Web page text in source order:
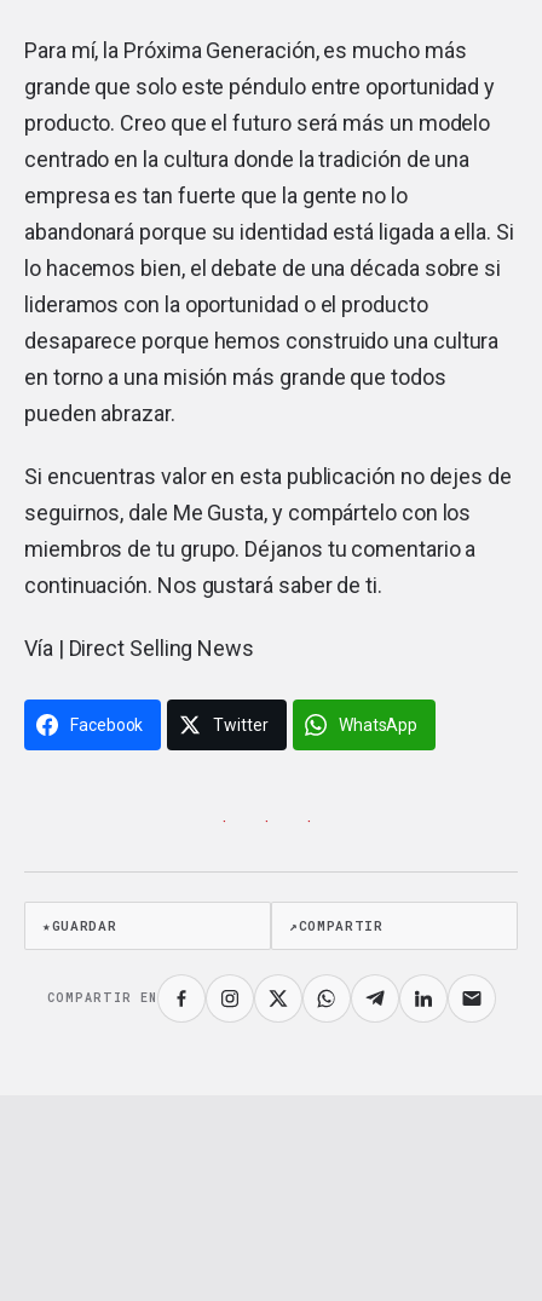
Para mí, la Próxima Generación, es mucho más
grande que solo este péndulo entre oportunidad y
producto. Creo que el futuro será más un modelo
centrado en la cultura donde la tradición de una
empresa es tan fuerte que la gente no lo
abandonará porque su identidad está ligada a ella. Si
lo hacemos bien, el debate de una década sobre si
lideramos con la oportunidad o el producto
desaparece porque hemos construido una cultura
en torno a una misión más grande que todos
pueden abrazar.
Si encuentras valor en esta publicación no dejes de
seguirnos, dale Me Gusta, y compártelo con los
miembros de tu grupo. Déjanos tu comentario a
continuación. Nos gustará saber de ti.
Vía | Direct Selling News
Facebook Twitter WhatsApp
· · ·
★GUARDAR ↗COMPARTIR
COMPARTIR EN